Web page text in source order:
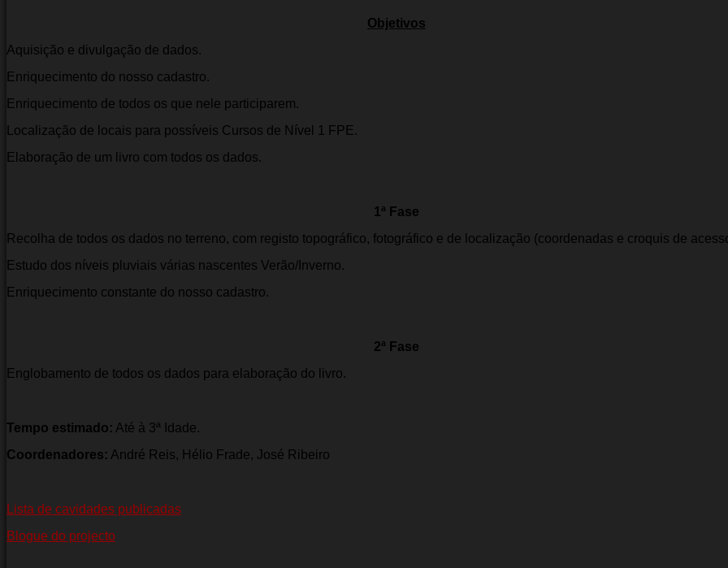
Objetivos
Aquisição e divulgação de dados.
Enriquecimento do nosso cadastro.
Enriquecimento de todos os que nele participarem.
Localização de locais para possíveis Cursos de Nível 1 FPE.
Elaboração de um livro com todos os dados.
1ª Fase
Recolha de todos os dados no terreno, com registo topográfico, fotográfico e de localização (coordenadas e croquis de
Estudo dos níveis pluviais várias nascentes Verão/Inverno.
Enriquecimento constante do nosso cadastro.
2ª Fase
Englobamento de todos os dados para elaboração do livro.
Tempo estimado: Até à 3ª Idade.
Coordenadores: André Reis, Hélio Frade, José Ribeiro
Lista de cavidades publicadas
Blogue do projecto